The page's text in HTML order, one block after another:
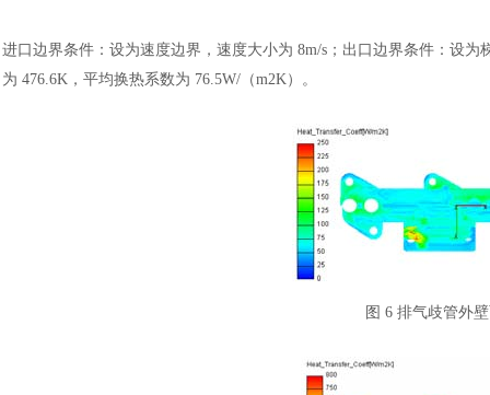
进口边界条件：设为速度边界，速度大小为 8m/s；出口边界条件：设为
为 476.6K，平均换热系数为 76.5W/（m2K）。
图 6 排气歧管外